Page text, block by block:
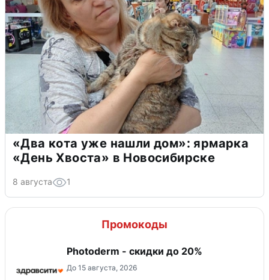
«Два кота уже нашли дом»: ярмарка
«День Хвоста» в Новосибирске
8 августа 1
Промокоды
Photoderm - скидки до 20%
До 15 августа, 2026